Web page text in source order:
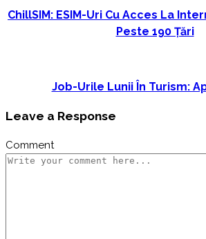
ChillSIM: ESIM-Uri Cu Acces La
Peste 190 Țări
Job-Urile Lunii În Turism:
Leave a Response
Comment